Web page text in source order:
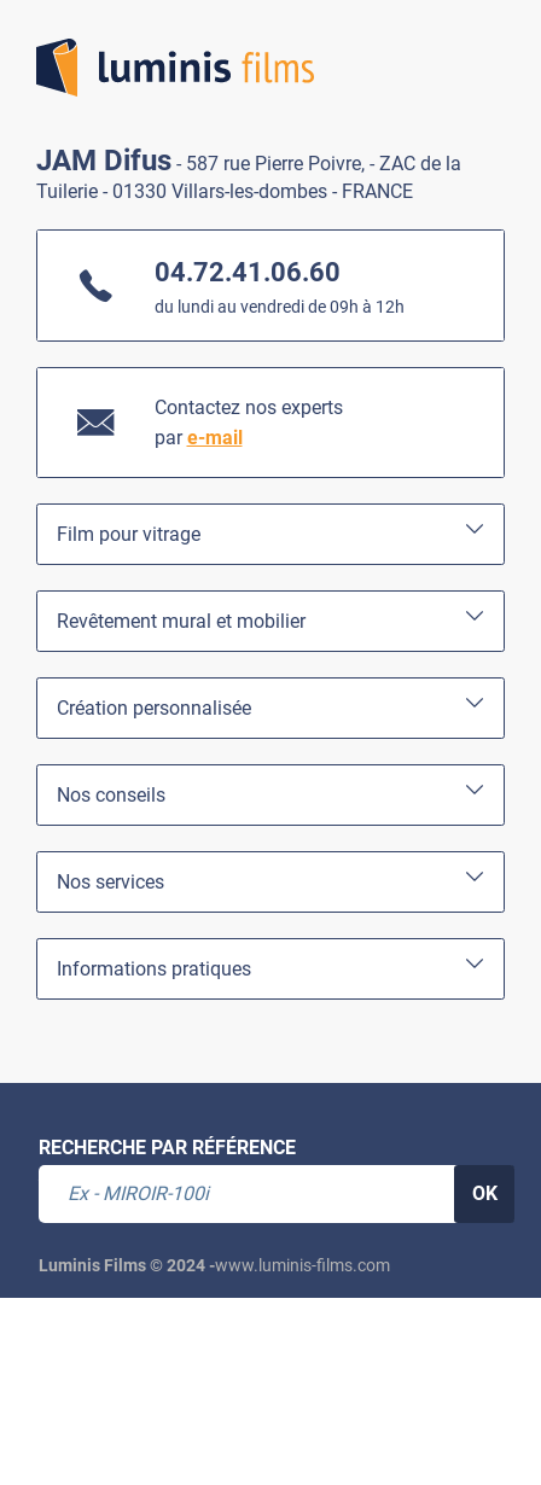
JAM Difus - 587 rue Pierre Poivre, - ZAC de la
Tuilerie - 01330 Villars-les-dombes - FRANCE
04.72.41.06.60
du lundi au vendredi de 09h à 12h
Contactez nos experts
pare-mail
Film pour vitrage
Revêtement mural et mobilier
Création personnalisée
Nos conseils
Nos services
Informations pratiques
RECHERCHE PAR RÉFÉRENCE
OK
Luminis Films © 2024 -www.luminis-films.com